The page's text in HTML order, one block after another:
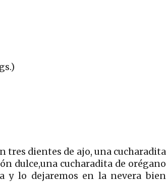
tres dientes de ajo, una cucharadita
dulce,una cucharadita de orégano
y lo dejaremos en la nevera bien